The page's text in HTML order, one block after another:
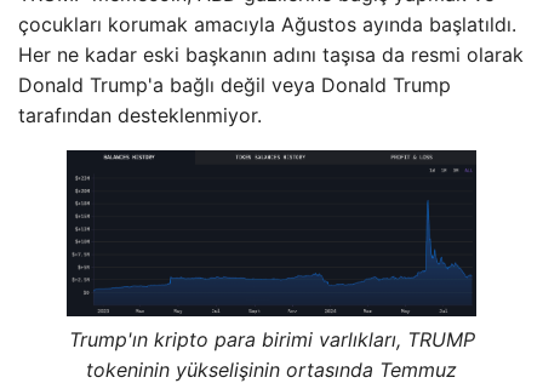
çocukları korumak amacıyla Ağustos ayında başlatıldı.
Her ne kadar eski başkanın adını taşısa da resmi olarak
Donald Trump'a bağlı değil veya Donald Trump
tarafından desteklenmiyor.
Trump'ın kripto para birimi varlıkları, TRUMP
tokeninin yükselişinin ortasında Temmuz